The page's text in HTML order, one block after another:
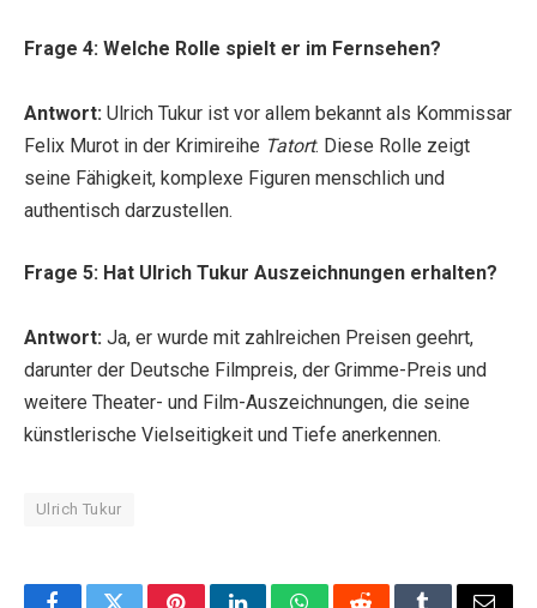
Frage 4: Welche Rolle spielt er im Fernsehen?
Antwort: Ulrich Tukur ist vor allem bekannt als Kommissar
Felix Murot in der Krimireihe Tatort. Diese Rolle zeigt
seine Fähigkeit, komplexe Figuren menschlich und
authentisch darzustellen.
Frage 5: Hat Ulrich Tukur Auszeichnungen erhalten?
Antwort: Ja, er wurde mit zahlreichen Preisen geehrt,
darunter der Deutsche Filmpreis, der Grimme-Preis und
weitere Theater- und Film-Auszeichnungen, die seine
künstlerische Vielseitigkeit und Tiefe anerkennen.
Ulrich Tukur